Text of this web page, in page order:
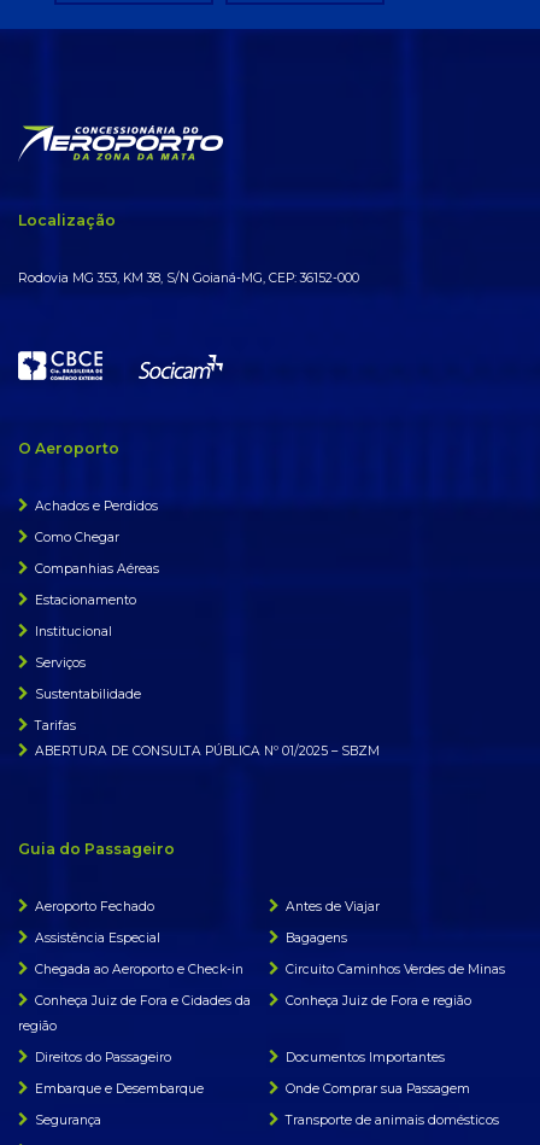
Localização
Rodovia MG 353, KM 38, S/N Goianá-MG, CEP: 36152-000
O Aeroporto
Achados e Perdidos
Como Chegar
Companhias Aéreas
Estacionamento
Institucional
Serviços
Sustentabilidade
Tarifas
ABERTURA DE CONSULTA PÚBLICA Nº 01/2025 – SBZM
Guia do Passageiro
Aeroporto Fechado
Antes de Viajar
Assistência Especial
Bagagens
Chegada ao Aeroporto e Check-in
Circuito Caminhos Verdes de Minas
Conheça Juiz de Fora e Cidades da
região
Conheça Juiz de Fora e região
Direitos do Passageiro
Documentos Importantes
Embarque e Desembarque
Onde Comprar sua Passagem
Segurança
Transporte de animais domésticos